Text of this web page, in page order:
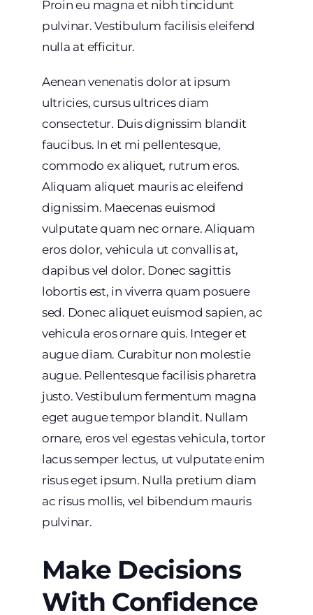
Proin eu magna et nibh tincidunt
pulvinar. Vestibulum facilisis eleifend
nulla at efficitur.
Aenean venenatis dolor at ipsum
ultricies, cursus ultrices diam
consectetur. Duis dignissim blandit
faucibus. In et mi pellentesque,
commodo ex aliquet, rutrum eros.
Aliquam aliquet mauris ac eleifend
dignissim. Maecenas euismod
vulputate quam nec ornare. Aliquam
eros dolor, vehicula ut convallis at,
dapibus vel dolor. Donec sagittis
lobortis est, in viverra quam posuere
sed. Donec aliquet euismod sapien, ac
vehicula eros ornare quis. Integer et
augue diam. Curabitur non molestie
augue. Pellentesque facilisis pharetra
justo. Vestibulum fermentum magna
eget augue tempor blandit. Nullam
ornare, eros vel egestas vehicula, tortor
lacus semper lectus, ut vulputate enim
risus eget ipsum. Nulla pretium diam
ac risus mollis, vel bibendum mauris
pulvinar.
Make Decisions
With Confidence